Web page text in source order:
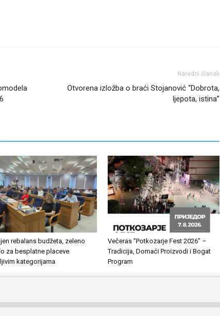
Naredni članak
Otvorena izložba o braći Stojanović “Dobrota,
ljepota, istina”
rebalans budžeta, zeleno
za besplatne placeve
kategorijama
Večeras “Potkozarje Fest 2026” –
Tradicija, Domaći Proizvodi i Bogat
Program